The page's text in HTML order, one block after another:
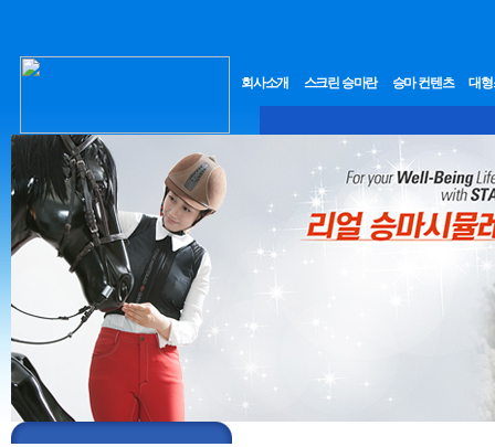
회사소개 스크린 승마란 승마 컨텐츠 대형